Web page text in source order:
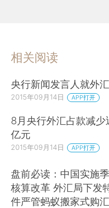
相关阅读
央行新闻发言人就外
2015年09月14日 APP打开
8月央行外汇占款减少
亿元
2015年09月14日 APP打开
盘前必读：中国实施
核算改革 外汇局下发
件严管蚂蚁搬家式购汇